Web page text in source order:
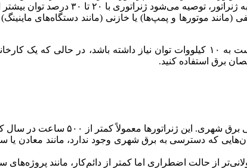
تا ۳۰ درصد توان بیشتر از نیاز محاسبه‌شده انتخاب کنید.
(مانند موتورها و پمپ‌ها) یا خازنی (مانند دستگاه‌های
برق استفاده کنید.